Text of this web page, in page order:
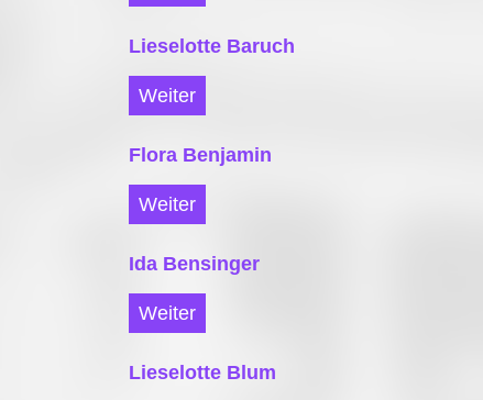
Lieselotte Baruch
Weiter
Flora Benjamin
Weiter
Ida Bensinger
Weiter
Lieselotte Blum